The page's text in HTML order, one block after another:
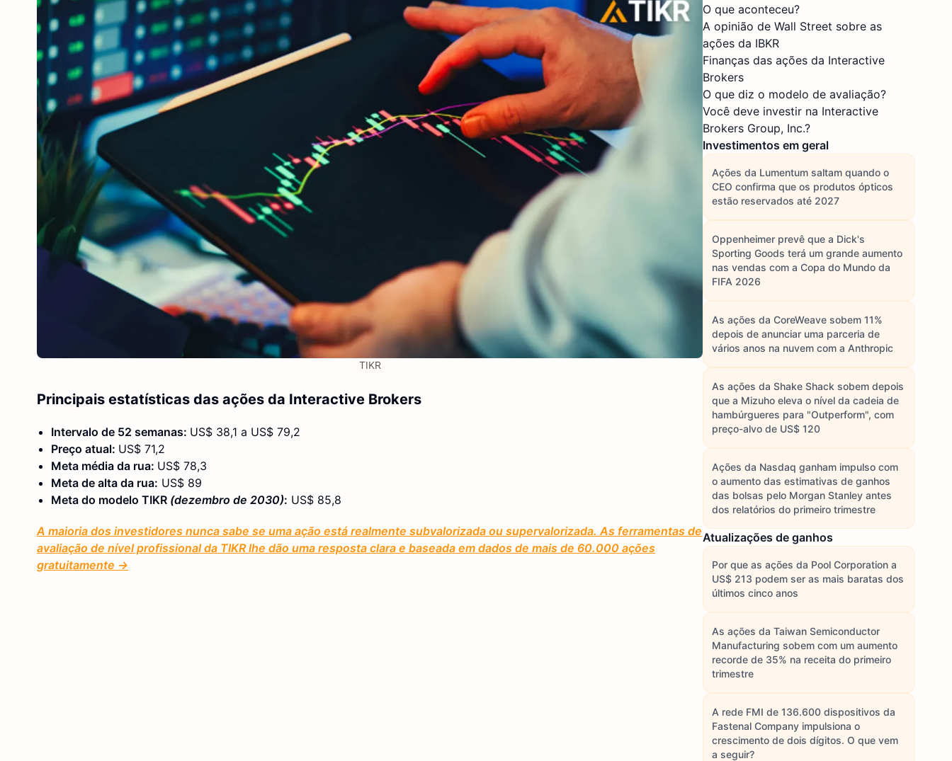
TIKR
Principais estatísticas das ações da Interactive Brokers
Intervalo de 52 semanas: US$ 38,1 a US$ 79,2
Preço atual: US$ 71,2
Meta média da rua: US$ 78,3
Meta de alta da rua: US$ 89
Meta do modelo TIKR (dezembro de 2030): US$ 85,8
A maioria dos investidores nunca sabe se uma ação está realmente subvalorizada ou supervalorizada. As ferramentas de
avaliação de nível profissional da TIKR lhe dão uma resposta clara e baseada em dados de mais de 60.000 ações
gratuitamente →
O que aconteceu?
A opinião de Wall Street sobre as
ações da IBKR
Finanças das ações da Interactive
Brokers
O que diz o modelo de avaliação?
Você deve investir na Interactive
Brokers Group, Inc.?
Investimentos em geral
Ações da Lumentum saltam quando o
CEO confirma que os produtos ópticos
estão reservados até 2027
Oppenheimer prevê que a Dick's
Sporting Goods terá um grande aumento
nas vendas com a Copa do Mundo da
FIFA 2026
As ações da CoreWeave sobem 11%
depois de anunciar uma parceria de
vários anos na nuvem com a Anthropic
As ações da Shake Shack sobem depois
que a Mizuho eleva o nível da cadeia de
hambúrgueres para "Outperform", com
preço-alvo de US$ 120
Ações da Nasdaq ganham impulso com
o aumento das estimativas de ganhos
das bolsas pelo Morgan Stanley antes
dos relatórios do primeiro trimestre
Atualizações de ganhos
Por que as ações da Pool Corporation a
US$ 213 podem ser as mais baratas dos
últimos cinco anos
As ações da Taiwan Semiconductor
Manufacturing sobem com um aumento
recorde de 35% na receita do primeiro
trimestre
A rede FMI de 136.600 dispositivos da
Fastenal Company impulsiona o
crescimento de dois dígitos. O que vem
a seguir?